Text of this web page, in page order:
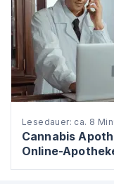
Lesedauer: ca. 8
Cannabis
Online-